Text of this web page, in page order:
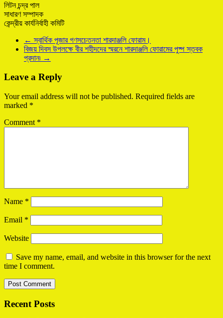
লিটন চন্দ্র পাল
সাধারণ সম্পাদক
কেন্দ্রীয় কার্যনির্বাহী কমিটি
← স্বার্থিক পূজার গণসচেতনতা শারদাঞ্জলি ফোরাম।
বিজয় দিবস উপলক্ষে বীর শহীদদের স্মরনে শারদাঞ্জলি ফোরামের পুষ্প স্তবক
প্রদান৷ →
Leave a Reply
Your email address will not be published. Required fields are
marked *
Comment *
Name *
Email *
Website
Save my name, email, and website in this browser for the next
time I comment.
Recent Posts